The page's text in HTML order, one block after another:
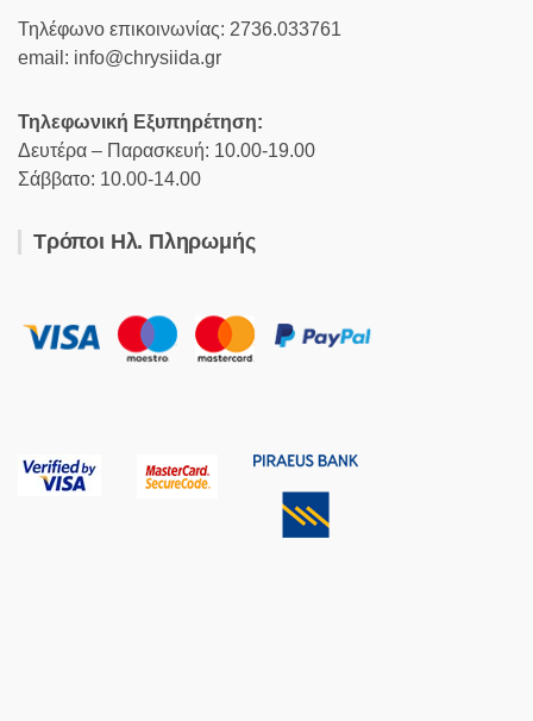
Τηλέφωνο επικοινωνίας: 2736.033761
email: info@chrysiida.gr
Τηλεφωνική Εξυπηρέτηση:
Δευτέρα – Παρασκευή: 10.00-19.00
Σάββατο: 10.00-14.00
Τρόποι Ηλ. Πληρωμής